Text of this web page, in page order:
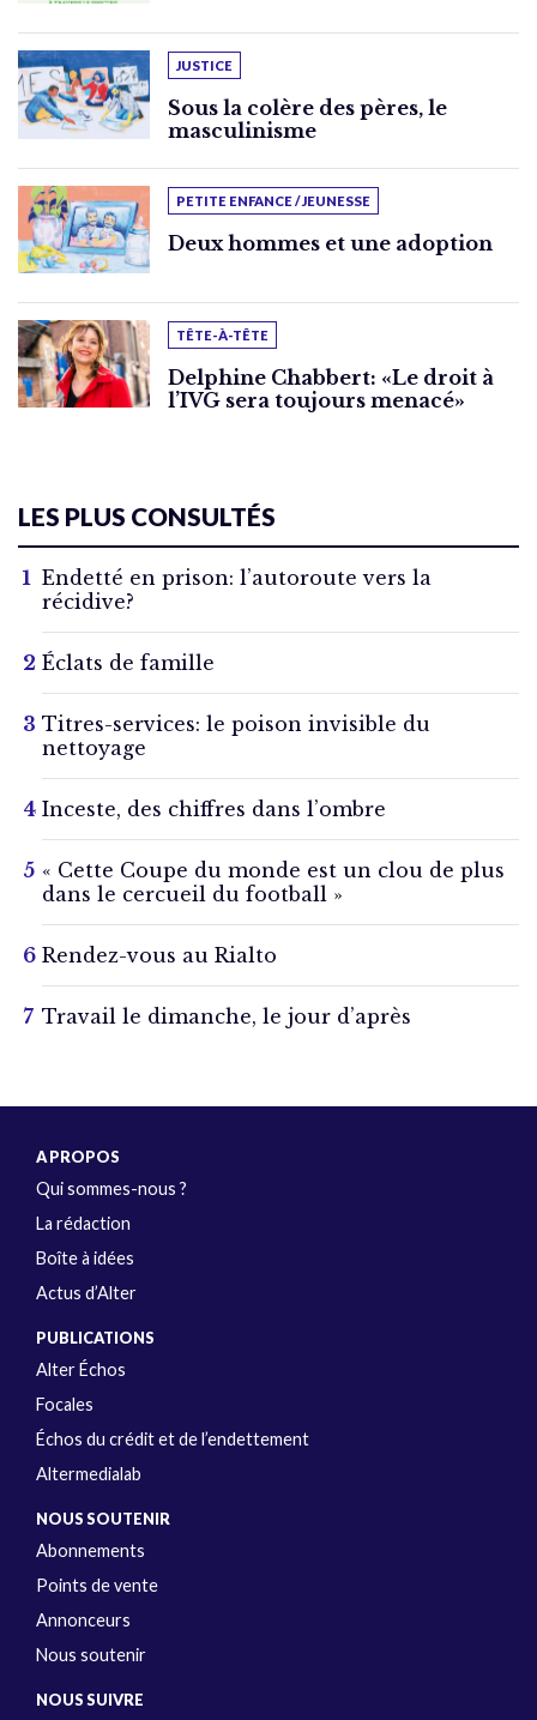
JUSTICE
Sous la colère des pères, le
masculinisme
PETITE ENFANCE / JEUNESSE
Deux hommes et une adoption
TÊTE-À-TÊTE
Delphine Chabbert: «Le droit à
l’IVG sera toujours menacé»
LES PLUS CONSULTÉS
Endetté en prison: l’autoroute vers la
récidive?
Éclats de famille
Titres-services: le poison invisible du
nettoyage
Inceste, des chiffres dans l’ombre
« Cette Coupe du monde est un clou de plus
dans le cercueil du football »
Rendez-vous au Rialto
Travail le dimanche, le jour d’après
A PROPOS
Qui sommes-nous ?
La rédaction
Boîte à idées
Actus d’Alter
PUBLICATIONS
Alter Échos
Focales
Échos du crédit et de l’endettement
Altermedialab
NOUS SOUTENIR
Abonnements
Points de vente
Annonceurs
Nous soutenir
NOUS SUIVRE